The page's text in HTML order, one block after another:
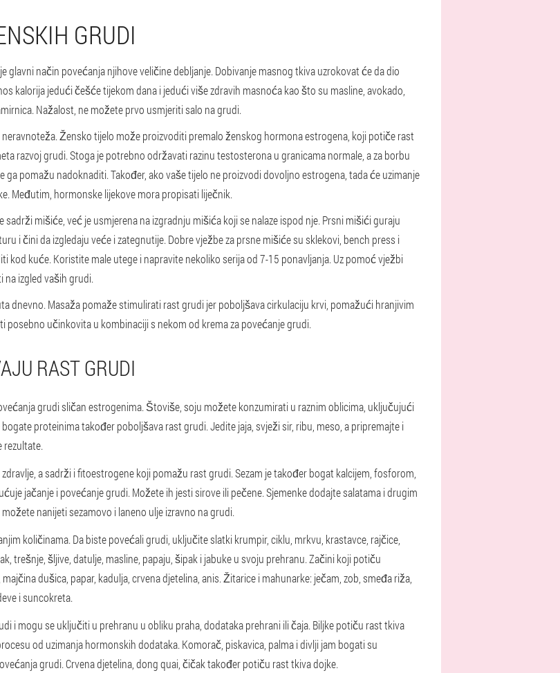
GRUDI
glavni način povećanja njihove veličine debljanje. Dobivanje masnog tkiva uzrokovat će da dio
kalorija jedući češće tijekom dana i jedući više zdravih masnoća kao što su masline, avokado,
Nažalost, ne možete prvo usmjeriti salo na grudi.
Žensko tijelo može proizvoditi premalo ženskog hormona estrogena, koji potiče rast
razvoj grudi. Stoga je potrebno održavati razinu testosterona u granicama normale, a za borbu
pomažu nadoknaditi. Također, ako vaše tijelo ne proizvodi dovoljno estrogena, tada će uzimanje
Međutim, hormonske lijekove mora propisati liječnik.
mišiće, već je usmjerena na izgradnju mišića koji se nalaze ispod nje. Prsni mišići guraju
i čini da izgledaju veće i zategnutije. Dobre vježbe za prsne mišiće su sklekovi, bench press i
kod kuće. Koristite male utege i napravite nekoliko serija od 7-15 ponavljanja. Uz pomoć vježbi
izgled vaših grudi.
dnevno. Masaža pomaže stimulirati rast grudi jer poboljšava cirkulaciju krvi, pomažući hranjivim
učinkovita u kombinaciji s nekom od krema za povećanje grudi.
RAST GRUDI
grudi sličan estrogenima. Štoviše, soju možete konzumirati u raznim oblicima, uključujući
proteinima također poboljšava rast grudi. Jedite jaja, svježi sir, ribu, meso, a pripremajte i
rezultate.
a sadrži i fitoestrogene koji pomažu rast grudi. Sezam je također bogat kalcijem, fosforom,
jačanje i povećanje grudi. Možete ih jesti sirove ili pečene. Sjemenke dodajte salatama i drugim
nanijeti sezamovo i laneno ulje izravno na grudi.
količinama. Da biste povećali grudi, uključite slatki krumpir, ciklu, mrkvu, krastavce, rajčice,
trešnje, šljive, datulje, masline, papaju, šipak i jabuke u svoju prehranu. Začini koji potiču
dušica, papar, kadulja, crvena djetelina, anis. Žitarice i mahunarke: ječam, zob, smeđa riža,
i suncokreta.
i mogu se uključiti u prehranu u obliku praha, dodataka prehrani ili čaja. Biljke potiču rast tkiva
od uzimanja hormonskih dodataka. Komorač, piskavica, palma i divlji jam bogati su
grudi. Crvena djetelina, dong quai, čičak također potiču rast tkiva dojke.